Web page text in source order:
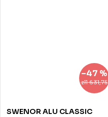
zł1 631,75
–47 %
SWENOR ALU CLASSIC